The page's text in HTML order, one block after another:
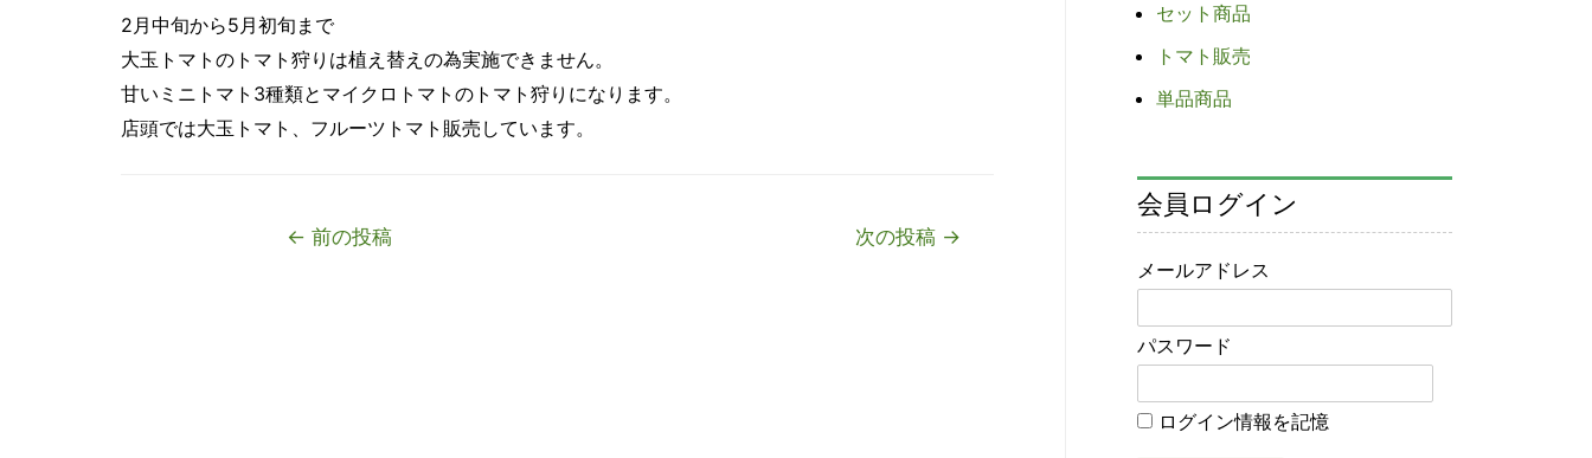
2月中旬から5月初旬まで
大玉トマトのトマト狩りは植え替えの為実施できません。
甘いミニトマト3種類とマイクロトマトのトマト狩りになります。
店頭では大玉トマト、フルーツトマト販売しています。
← 前の投稿 次の投稿 →
セット商品
トマト販売
単品商品
会員ログイン
メールアドレス
パスワード
ログイン情報を記憶